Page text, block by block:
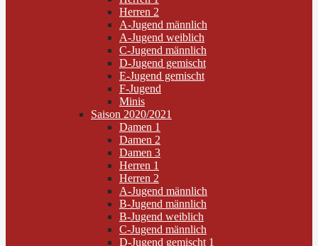
Herren 2
A-Jugend männlich
A-Jugend weiblich
C-Jugend männlich
D-Jugend gemischt
E-Jugend gemischt
F-Jugend
Minis
Saison 2020/2021
Damen 1
Damen 2
Damen 3
Herren 1
Herren 2
A-Jugend männlich
B-Jugend männlich
B-Jugend weiblich
C-Jugend männlich
D-Jugend gemischt 1